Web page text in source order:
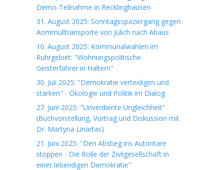
Demo-Teilnahme in Recklinghausen
31. August 2025: Sonntagsspaziergang gegen
Aommülltransporte von Jülich nach Ahaus
10. August 2025: Kommunalwahlen im
Ruhrgebiet: "Wohnungspolitische
Geisterfahrer in Haltern"
30. Juli 2025: "Demokratie verteidigen und
stärken" - Ökologie und Politik im Dialog
27. Juni 2025: "Unverdiente Ungleichheit"
(Buchvorstellung, Vortrag und Diskussion mit
Dr. Martyna Linartas)
21. Juni 2025: "Den Abstieg ins Autoritäre
stoppen - Die Rolle der Zivilgesellschaft in
einer lebendigen Demokratie"